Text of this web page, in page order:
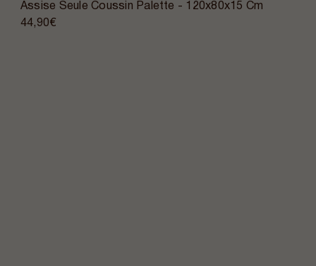
Assise Seule Coussin Palette - 120x80x15 Cm
44,90€